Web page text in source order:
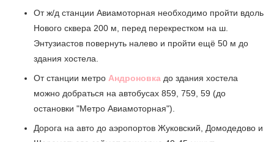
От ж/д станции Авиамоторная необходимо пройти вдоль
Нового сквера 200 м, перед перекрестком на ш.
Энтузиастов повернуть налево и пройти ещё 50 м до
здания хостела.
От станции метро Андроновка до здания хостела
можно добраться на автобусах 859, 759, 59 (до
остановки "Метро Авиамоторная").
Дорога на авто до аэропортов Жуковский, Домодедово и